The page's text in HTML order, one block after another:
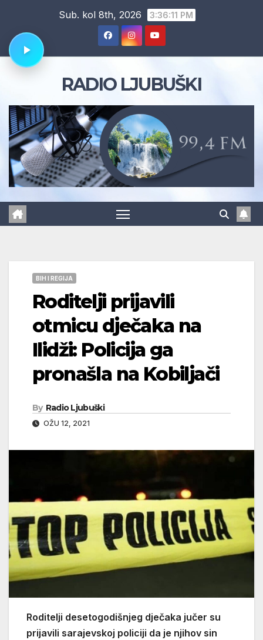
content
Sub. kol 8th, 2026 3:36:12 PM
RADIO LJUBUŠKI
BIH I REGIJA
Roditelji prijavili
otmicu dječaka na
Ilidži: Policija ga
pronašla na Kobiljači
By Radio Ljubuški
OŽU 12, 2021
Roditelji desetogodišnjeg dječaka jučer su
prijavili sarajevskoj policiji da je njihov sin